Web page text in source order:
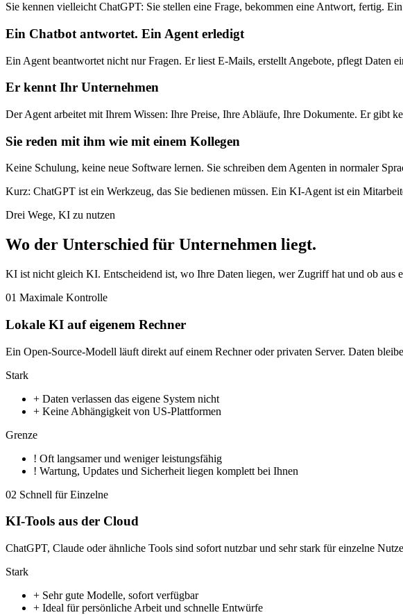
Sie kennen vielleicht ChatGPT: Sie stellen eine Frage, bekommen eine Antwort, fertig.
Ein Chatbot antwortet. Ein Agent erledigt
Ein Agent beantwortet nicht nur Fragen. Er liest E-Mails, erstellt Angebote, pflegt Daten
Er kennt Ihr Unternehmen
Der Agent arbeitet mit Ihrem Wissen: Ihre Preise, Ihre Abläufe, Ihre Dokumente. Er gibt
Sie reden mit ihm wie mit einem Kollegen
Keine Schulung, keine neue Software lernen. Sie schreiben dem Agenten in normaler
Kurz: ChatGPT ist ein Werkzeug, das Sie bedienen müssen. Ein KI-Agent ist ein
Drei Wege, KI zu nutzen
Wo der Unterschied für Unternehmen liegt.
KI ist nicht gleich KI. Entscheidend ist, wo Ihre Daten liegen, wer Zugriff hat und ob aus
01 Maximale Kontrolle
Lokale KI auf eigenem Rechner
Ein Open-Source-Modell läuft direkt auf einem Rechner oder privaten Server. Daten
Stark
+ Daten verlassen das eigene System nicht
+ Keine Abhängigkeit von US-Plattformen
Grenze
! Oft langsamer und weniger leistungsfähig
! Wartung, Updates und Sicherheit liegen komplett bei Ihnen
02 Schnell für Einzelne
KI-Tools aus der Cloud
ChatGPT, Claude oder ähnliche Tools sind sofort nutzbar und sehr stark für einzelne
Stark
+ Sehr gute Modelle, sofort verfügbar
+ Ideal für persönliche Arbeit und schnelle Entwürfe